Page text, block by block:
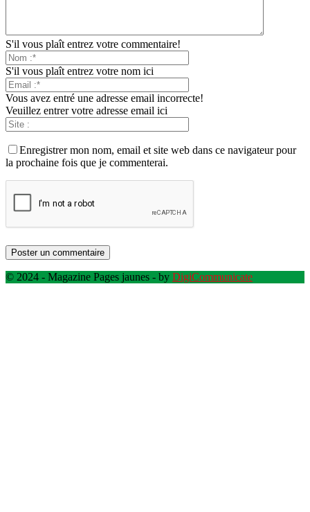
S'il vous plaît entrez votre commentaire!
S'il vous plaît entrez votre nom ici
Vous avez entré une adresse email incorrecte!
Veuillez entrer votre adresse email ici
Enregistrer mon nom, email et site web dans ce navigateur pour
la prochaine fois que je commenterai.
© 2024 - Magazine Pages jaunes - by DigiCommunicate